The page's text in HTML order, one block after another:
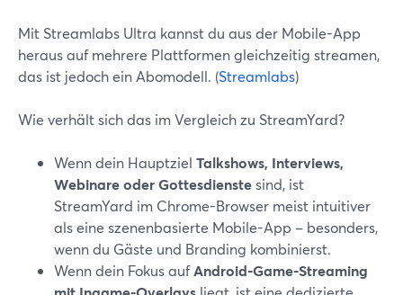
Mit Streamlabs Ultra kannst du aus der Mobile-App
heraus auf mehrere Plattformen gleichzeitig streamen,
das ist jedoch ein Abomodell. (Streamlabs)
Wie verhält sich das im Vergleich zu StreamYard?
Wenn dein Hauptziel Talkshows, Interviews,
Webinare oder Gottesdienstesind, ist
StreamYard im Chrome-Browser meist intuitiver
als eine szenenbasierte Mobile-App – besonders,
wenn du Gäste und Branding kombinierst.
Wenn dein Fokus aufAndroid-Game-Streaming